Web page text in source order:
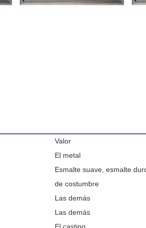
Valor
El metal
Esmalte suave, esmalte
de costumbre
Las demás
Las demás